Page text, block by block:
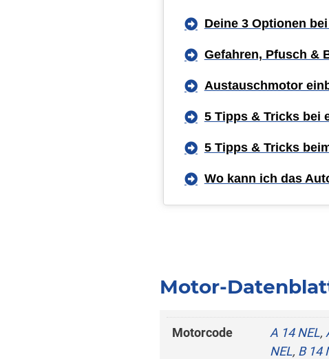
Deine 3 Optionen
Gefahren, Pfusch &
Austauschmotor
5 Tipps & Tricks bei
5 Tipps & Tricks
Wo kann ich das
Motor-Datenblatt
Motorcode A 14 NEL,
NEL, B 14